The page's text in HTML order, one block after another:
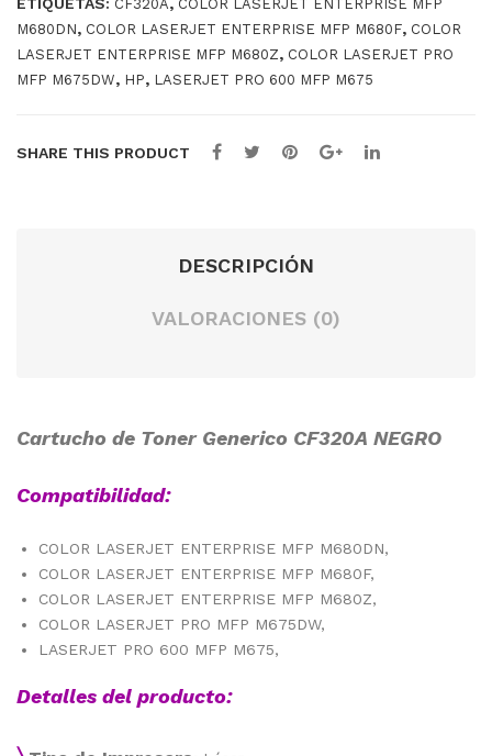
Q7
553
CF320A
COLOR LASERJET ENTERPRISE MFP
M680DN, COLOR LASERJET ENTERPRISE MFP M680F, COLOR
LASERJET ENTERPRISE MFP M680Z, COLOR LASERJET PRO
MFP M675DW, HP, LASERJET PRO 600 MFP M675
SHARE THIS PRODUCT
DESCRIPCIÓN
VALORACIONES (0)
Cartucho de Toner Generico CF320A NEGRO
Compatibilidad:
COLOR LASERJET ENTERPRISE MFP M680DN,
COLOR LASERJET ENTERPRISE MFP M680F,
COLOR LASERJET ENTERPRISE MFP M680Z,
COLOR LASERJET PRO MFP M675DW,
LASERJET PRO 600 MFP M675,
Detalles del producto: